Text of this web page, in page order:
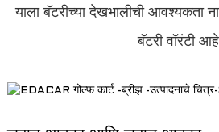
याला बॅटरीच्या देखभालीची आवश्यकता
बॅटरी वॉरंटी